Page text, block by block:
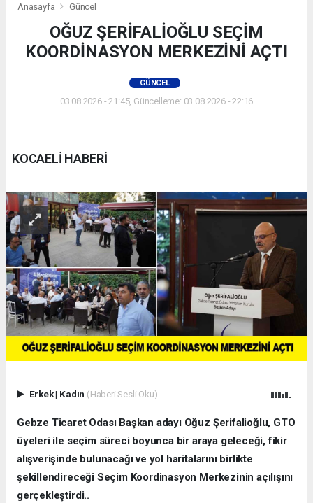
Anasayfa Güncel
OĞUZ ŞERİFALİOĞLU SEÇİM
KOORDİNASYON MERKEZİNİ AÇTI
GÜNCEL
03.08.2026 - 21:45, Güncelleme: 03.08.2026 - 22:16
KOCAELİ HABERİ
Erkek| Kadın (Haberi Sesli Oku)
Gebze Ticaret Odası Başkan adayı Oğuz Şerifalioğlu, GTO
üyeleri ile seçim süreci boyunca bir araya geleceği, fikir
alışverişinde bulunacağı ve yol haritalarını birlikte
şekillendireceği Seçim Koordinasyon Merkezinin açılışını
gerçekleştirdi..